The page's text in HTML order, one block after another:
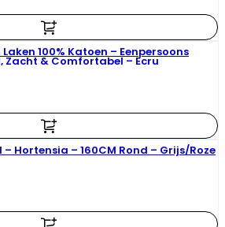
100% Katoen – Eenpersoons
Zacht & Comfortabel – Ecru
Hortensia – 160CM Rond – Grijs/Roze